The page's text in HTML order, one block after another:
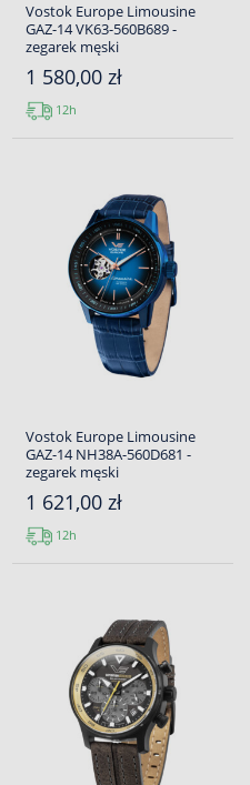
Vostok Europe Limousine
GAZ-14 VK63-560B689 -
zegarek męski
1 580,00 zł
12h
Vostok Europe Limousine
GAZ-14 NH38A-560D681 -
zegarek męski
1 621,00 zł
12h